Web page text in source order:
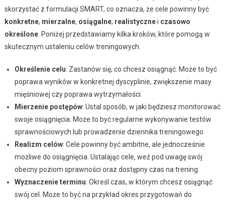
skorzystać z formulacji SMART, co oznacza, że cele powinny być
konkretne, mierzalne, osiągalne, realistycznei czasowo
określone. Poniżej przedstawiamy kilka kroków, które pomogą w
skutecznym ustaleniu celów treningowych.
Określenie celu: Zastanów się, co chcesz osiągnąć. Może to być
poprawa wyników w konkretnej dyscyplinie, zwiększenie masy
mięśniowej czy poprawa wytrzymałości.
Mierzenie postępów: Ustal sposób, w jaki będziesz monitorować
swoje osiągnięcia. Może to być regularne wykonywanie testów
sprawnościowych lub prowadzenie dziennika treningowego.
Realizm celów: Cele powinny być ambitne, ale jednocześnie
możliwe do osiągnięcia. Ustalając cele, weź pod uwagę swój
obecny poziom sprawności oraz dostępny czas na trening.
Wyznaczenie terminu: Określ czas, w którym chcesz osiągnąć
swój cel. Może to być na przykład okres przygotowań do